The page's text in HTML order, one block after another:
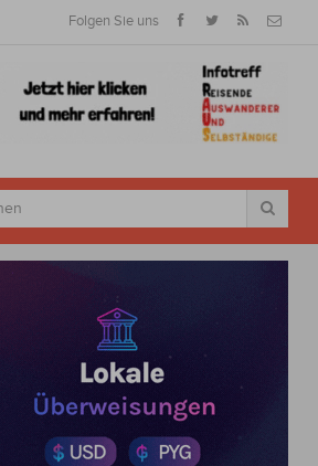
Folgen Sie uns